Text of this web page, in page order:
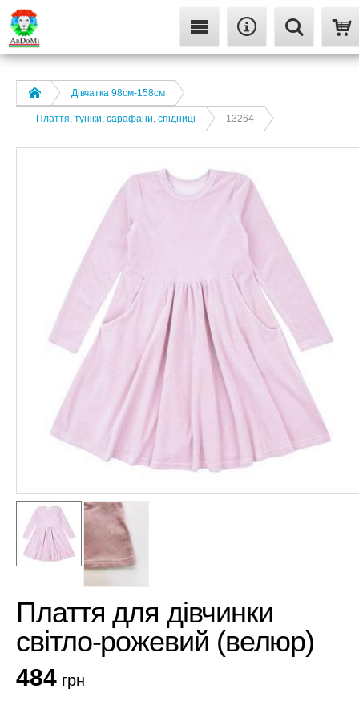
Дівчатка 98cм-158см
Плаття, туніки, сарафани, спідниці 13264
Плаття для дівчинки
світло-рожевий (велюр)
484 грн